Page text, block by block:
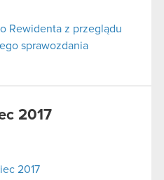
Rewidenta z przeglądu
sprawozdania
2017
2017